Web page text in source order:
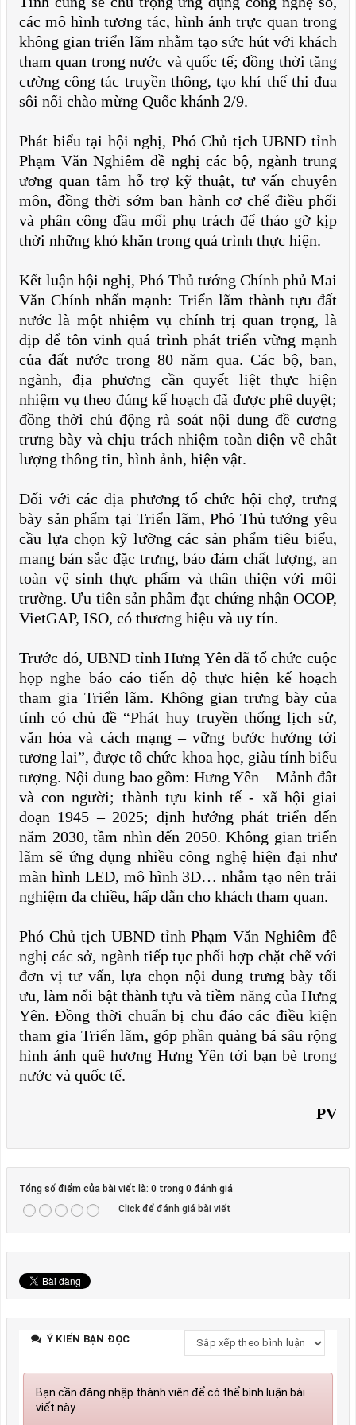
các mô hình tương tác, hình ảnh trực quan trong
không gian triển lãm nhằm tạo sức hút với khách
tham quan trong nước và quốc tế; đồng thời tăng
cường công tác truyền thông, tạo khí thế thi đua
sôi nổi chào mừng Quốc khánh 2/9.
Phát biểu tại hội nghị, Phó Chủ tịch UBND tỉnh
Phạm Văn Nghiêm đề nghị các bộ, ngành trung
ương quan tâm hỗ trợ kỹ thuật, tư vấn chuyên
môn, đồng thời sớm ban hành cơ chế điều phối
và phân công đầu mối phụ trách để tháo gỡ kịp
thời những khó khăn trong quá trình thực hiện.
Kết luận hội nghị, Phó Thủ tướng Chính phủ Mai
Văn Chính nhấn mạnh: Triển lãm thành tựu đất
nước là một nhiệm vụ chính trị quan trọng, là
dịp để tôn vinh quá trình phát triển vững mạnh
của đất nước trong 80 năm qua. Các bộ, ban,
ngành, địa phương cần quyết liệt thực hiện
nhiệm vụ theo đúng kế hoạch đã được phê duyệt;
đồng thời chủ động rà soát nội dung đề cương
trưng bày và chịu trách nhiệm toàn diện về chất
lượng thông tin, hình ảnh, hiện vật.
Đối với các địa phương tổ chức hội chợ, trưng
bày sản phẩm tại Triển lãm, Phó Thủ tướng yêu
cầu lựa chọn kỹ lưỡng các sản phẩm tiêu biểu,
mang bản sắc đặc trưng, bảo đảm chất lượng, an
toàn vệ sinh thực phẩm và thân thiện với môi
trường. Ưu tiên sản phẩm đạt chứng nhận OCOP,
VietGAP, ISO, có thương hiệu và uy tín.
Trước đó, UBND tỉnh Hưng Yên đã tổ chức cuộc
họp nghe báo cáo tiến độ thực hiện kế hoạch
tham gia Triển lãm. Không gian trưng bày của
tỉnh có chủ đề “Phát huy truyền thống lịch sử,
văn hóa và cách mạng – vững bước hướng tới
tương lai”, được tổ chức khoa học, giàu tính biểu
tượng. Nội dung bao gồm: Hưng Yên – Mảnh đất
và con người; thành tựu kinh tế - xã hội giai
đoạn 1945 – 2025; định hướng phát triển đến
năm 2030, tầm nhìn đến 2050. Không gian triển
lãm sẽ ứng dụng nhiều công nghệ hiện đại như
màn hình LED, mô hình 3D… nhằm tạo nên trải
nghiệm đa chiều, hấp dẫn cho khách tham quan.
Phó Chủ tịch UBND tỉnh Phạm Văn Nghiêm đề
nghị các sở, ngành tiếp tục phối hợp chặt chẽ với
đơn vị tư vấn, lựa chọn nội dung trưng bày tối
ưu, làm nổi bật thành tựu và tiềm năng của Hưng
Yên. Đồng thời chuẩn bị chu đáo các điều kiện
tham gia Triển lãm, góp phần quảng bá sâu rộng
hình ảnh quê hương Hưng Yên tới bạn bè trong
nước và quốc tế.
PV
Tổng số điểm của bài viết là: 0 trong 0 đánh giá
Click để đánh giá bài viết
Ý KIẾN BẠN ĐỌC
Bạn cần đăng nhập thành viên để có thể bình luận bài
viết này